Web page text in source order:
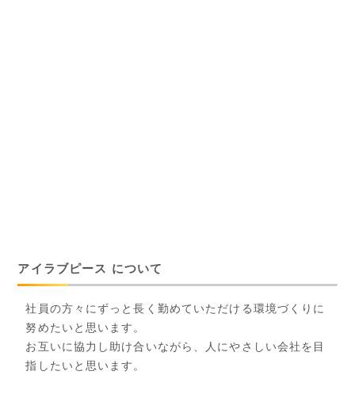
アイラブピース について
社員の方々にずっと長く勤めていただける環境づくりに
努めたいと思います。
お互いに協力し助け合いながら、人にやさしい会社を目
指したいと思います。